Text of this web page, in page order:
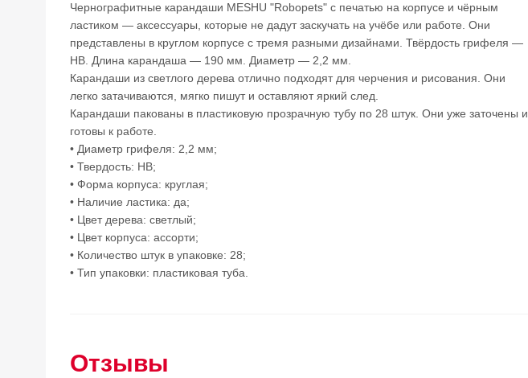
Чернографитные карандаши MESHU "Robopets" с печатью на корпусе и чёрным
ластиком — аксессуары, которые не дадут заскучать на учёбе или работе. Они
представлены в круглом корпусе с тремя разными дизайнами. Твёрдость грифеля —
HB. Длина карандаша — 190 мм. Диаметр — 2,2 мм.
Карандаши из светлого дерева отлично подходят для черчения и рисования. Они
легко затачиваются, мягко пишут и оставляют яркий след.
Карандаши пакованы в пластиковую прозрачную тубу по 28 штук. Они уже заточены и
готовы к работе.
• Диаметр грифеля: 2,2 мм;
• Твердость: HB;
• Форма корпуса: круглая;
• Наличие ластика: да;
• Цвет дерева: светлый;
• Цвет корпуса: ассорти;
• Количество штук в упаковке: 28;
• Тип упаковки: пластиковая туба.
Отзывы